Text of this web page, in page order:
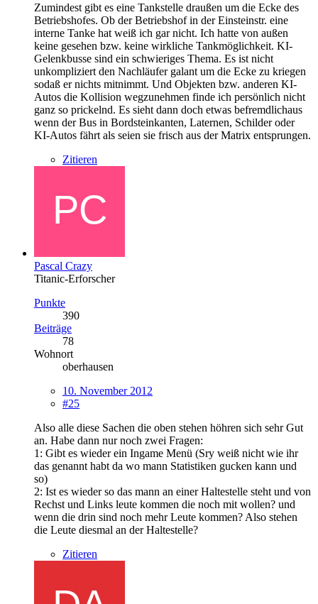
Zumindest gibt es eine Tankstelle draußen um die Ecke des
Betriebshofes. Ob der Betriebshof in der Einsteinstr. eine
interne Tanke hat weiß ich gar nicht. Ich hatte von außen
keine gesehen bzw. keine wirkliche Tankmöglichkeit. KI-
Gelenkbusse sind ein schwieriges Thema. Es ist nicht
unkompliziert den Nachläufer galant um die Ecke zu kriegen
sodaß er nichts mitnimmt. Und Objekten bzw. anderen KI-
Autos die Kollision wegzunehmen finde ich persönlich nicht
ganz so prickelnd. Es sieht dann doch etwas befremdlichaus
wenn der Bus in Bordsteinkanten, Laternen, Schilder oder
KI-Autos fährt als seien sie frisch aus der Matrix entsprungen.
Zitieren
Pascal Crazy
Titanic-Erforscher
Punkte
390
Beiträge
78
Wohnort
oberhausen
10. November 2012
#25
Also alle diese Sachen die oben stehen höhren sich sehr Gut
an. Habe dann nur noch zwei Fragen:
1: Gibt es wieder ein Ingame Menü (Sry weiß nicht wie ihr
das genannt habt da wo mann Statistiken gucken kann und
so)
2: Ist es wieder so das mann an einer Haltestelle steht und von
Rechst und Links leute kommen die noch mit wollen? und
wenn die drin sind noch mehr Leute kommen? Also stehen
die Leute diesmal an der Haltestelle?
Zitieren